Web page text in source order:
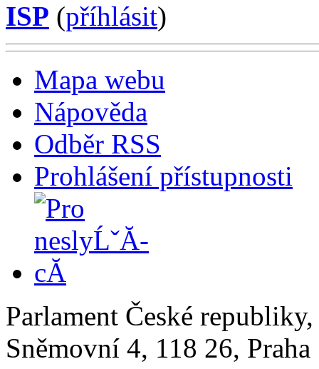
ISP (příhlásit)
Mapa webu
Nápověda
Odběr RSS
Prohlášení přístupnosti
Parlament České
Sněmovní 4, 118 26,